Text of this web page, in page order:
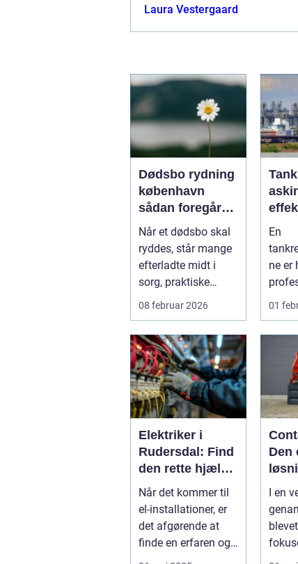
Laura Vestergaard
Dødsbo rydning
københavn
sådan foregår
en tryg og
respektfuld
rydning
Når et dødsbo skal
ryddes, står mange
efterladte midt i
sorg, praktiske
opgaver og ofte
08 februar 2026
af
En
ne er
til
01
Elektriker i
Rudersdal: Find
den rette hjælp
til dine el-
installationer
Når det kommer til
el-installationer, er
det afgørende at
finde en erfaren og
Den
I en